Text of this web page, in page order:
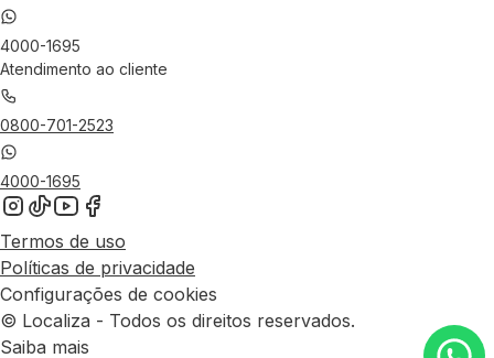
4000-1695
Atendimento ao cliente
0800-701-2523
4000-1695
Termos de uso
Políticas de privacidade
Configurações de cookies
© Localiza - Todos os direitos reservados.
Saiba mais